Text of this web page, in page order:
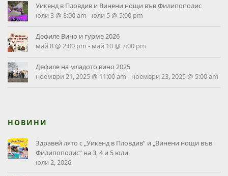
Уикенд в Пловдив и Винени нощи във Филипополис
юли 3 @ 8:00 am - юли 5 @ 5:00 pm
Дефиле Вино и гурме 2026
май 8 @ 2:00 pm - май 10 @ 7:00 pm
Дефиле на младото вино 2025
ноември 21, 2025 @ 11:00 am - ноември 23, 2025 @ 5:00 am
НОВИНИ
Здравей лято с „Уикенд в Пловдив“ и „Винени нощи във
Филипополис“ на 3, 4 и 5 юли
юли 2, 2026